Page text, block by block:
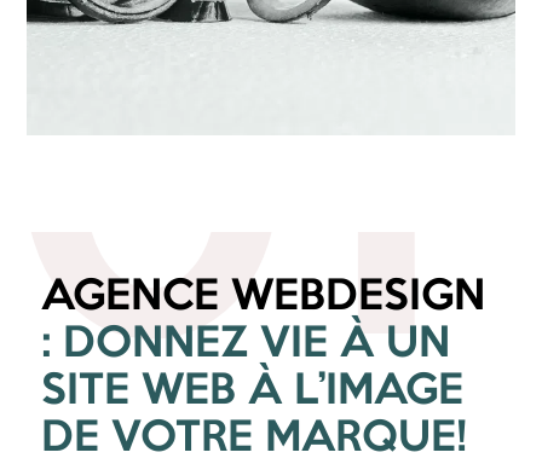
AGENCE WEBDESIGN
: DONNEZ VIE À UN
SITE WEB À L’IMAGE
DE VOTRE MARQUE!
01